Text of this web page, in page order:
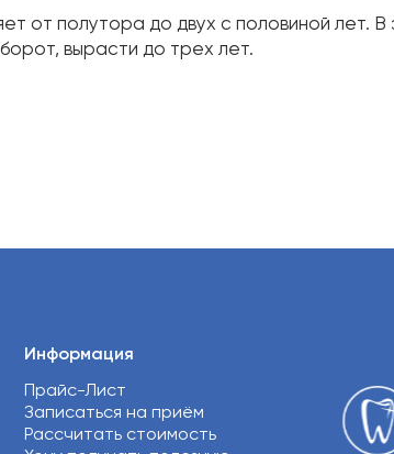
от полутора до двух с половиной лет.
вырасти до трех лет.
Информация
Прайс-Лист
Записаться на приём
Рассчитать стоимость